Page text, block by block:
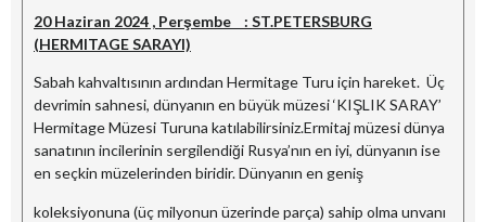
20 Haziran 2024 , Perşembe : ST.PETERSBURG
(HERMITAGE SARAYI)
Sabah kahvaltısının ardından Hermitage Turu için hareket. Üç
devrimin sahnesi, dünyanın en büyük müzesi ‘KIŞLIK SARAY’
Hermitage Müzesi Turuna katılabilirsiniz.Ermitaj müzesi dünya
sanatının incilerinin sergilendiği Rusya’nın en iyi, dünyanın ise
en seçkin müzelerinden biridir. Dünyanın en geniş
koleksiyonuna (üç milyonun üzerinde parça) sahip olma unvanı